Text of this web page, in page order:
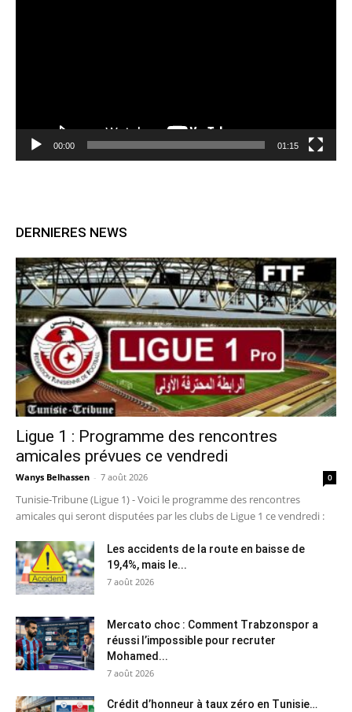
00:00 01:15
DERNIERES NEWS
Ligue 1 : Programme des rencontres
amicales prévues ce vendredi
Wanys Belhassen - 7 août 2026 0
Tunisie-Tribune (Ligue 1) - Voici le programme des rencontres
amicales qui seront disputées par les clubs de Ligue 1 ce vendredi :
Les accidents de la route en baisse de
19,4%, mais le...
7 août 2026
Mercato choc : Comment Trabzonspor a
réussi l’impossible pour recruter
Mohamed...
7 août 2026
Crédit d’honneur à taux zéro en Tunisie…